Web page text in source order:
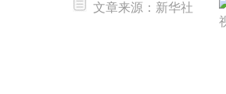
文章来源：新华社